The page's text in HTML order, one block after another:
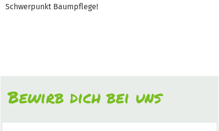
Schwerpunkt Baumpflege!
Bewirb dich bei uns